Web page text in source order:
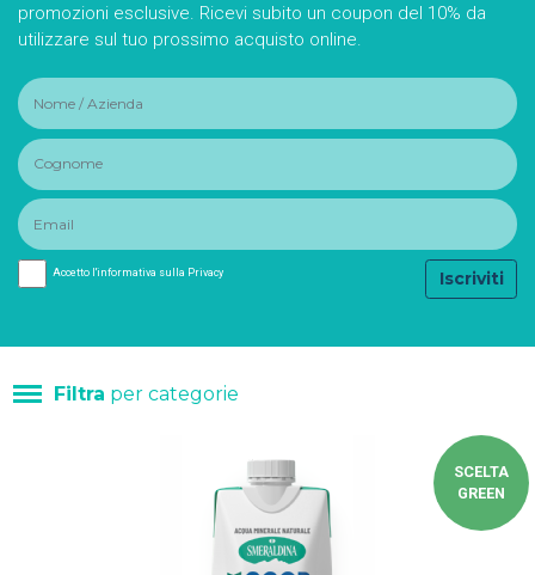
promozioni esclusive. Ricevi subito un coupon del 10% da
utilizzare sul tuo prossimo acquisto online.
Accetto l'informativa sulla Privacy Iscriviti
Filtra per categorie
SCELTA
GREEN